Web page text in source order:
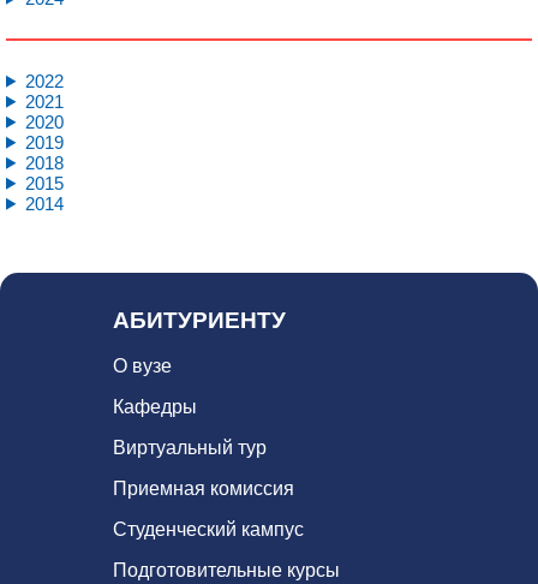
2022
2021
2020
2019
2018
2015
2014
АБИТУРИЕНТУ
О вузе
Кафедры
Виртуальный тур
Приемная комиссия
Студенческий кампус
Подготовительные курсы